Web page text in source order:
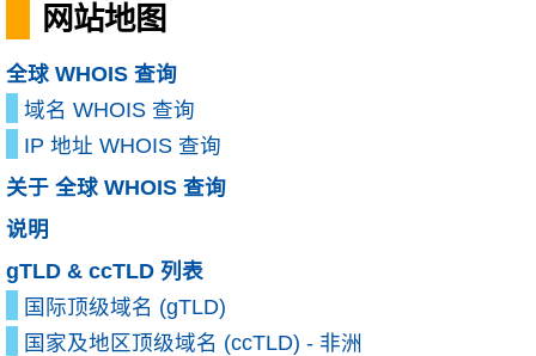
网站地图
全球 WHOIS 查询
域名 WHOIS 查询
IP 地址 WHOIS 查询
关于 全球 WHOIS 查询
说明
gTLD & ccTLD 列表
国际顶级域名 (gTLD)
国家及地区顶级域名 (ccTLD) - 非洲